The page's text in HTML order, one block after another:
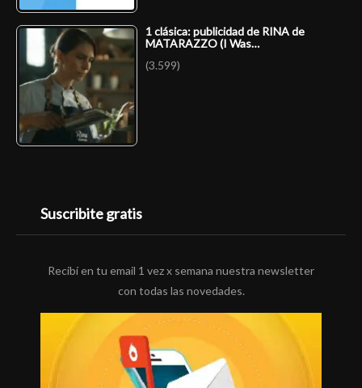
1 clásica: publicidad de RINA de
MATARAZZO (I Was…
(3.599)
Suscribite gratis
Recibí en tu email 1 vez x semana nuestra newsletter
con todas las novedades.